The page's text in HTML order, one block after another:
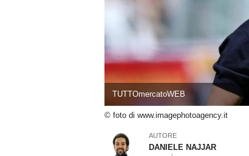
TUTTOmercatoWEB
© foto di www.imagephotoagency.it
AUTORE
DANIELE NAJJAR